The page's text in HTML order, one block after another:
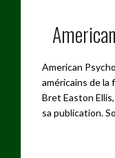
American
américains de la
Bret Easton
sa publication.